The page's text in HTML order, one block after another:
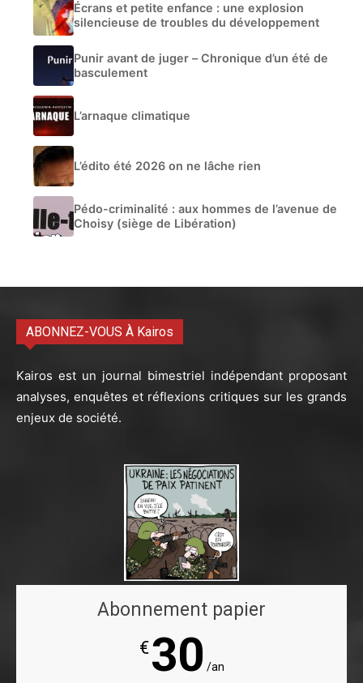
Écrans et petite enfance : une explosion
silencieuse de troubles du développement
Punir avant de juger – Chronique d’un été de
basculement
L’arnaque climatique
L’édito été 2026 on ne lâche rien
Pédo-criminalité : aux hommes de l’avenue de
Choisy (siège de Libération)
ABONNEZ-VOUS À Kairos
Kairos est un journal bimestriel indépendant proposant
analyses, enquêtes et réflexions critiques sur les grands
enjeux de société.
Abonnement papier
€30 /an